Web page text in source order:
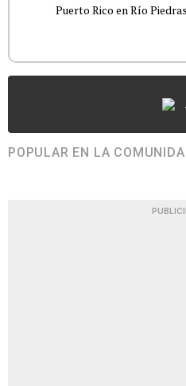
Puerto Rico en Río
POPULAR EN LA